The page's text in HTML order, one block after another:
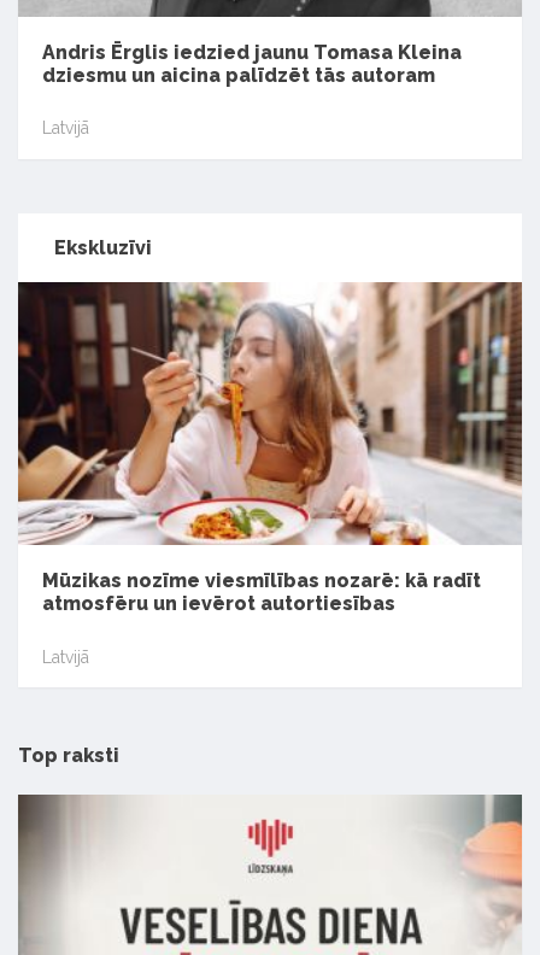
Andris Ērglis iedzied jaunu Tomasa Kleina
dziesmu un aicina palīdzēt tās autoram
Latvijā
Ekskluzīvi
Mūzikas nozīme viesmīlības nozarē: kā radīt
atmosfēru un ievērot autortiesības
Latvijā
Top raksti